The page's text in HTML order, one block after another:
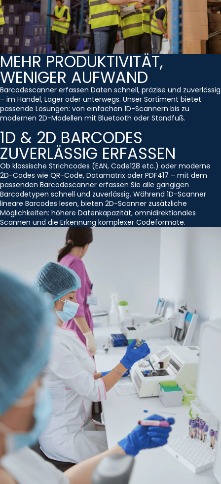
MEHR PRODUKTIVITÄT,
WENIGER AUFWAND
Barcodescanner erfassen Daten schnell, präzise und zuverlässig
– im Handel, Lager oder unterwegs. Unser Sortiment bietet
passende Lösungen: von einfachen 1D-Scannern bis zu
modernen 2D-Modellen mit Bluetooth oder Standfuß.
1D & 2D BARCODES
ZUVERLÄSSIG ERFASSEN
Ob klassische Strichcodes (EAN, Code128 etc.) oder moderne
2D-Codes wie QR-Code, Datamatrix oder PDF417 – mit dem
passenden Barcodescanner erfassen Sie alle gängigen
Barcodetypen schnell und zuverlässig. Während 1D-Scanner
lineare Barcodes lesen, bieten 2D-Scanner zusätzliche
Möglichkeiten: höhere Datenkapazität, omnidirektionales
Scannen und die Erkennung komplexer Codeformate.